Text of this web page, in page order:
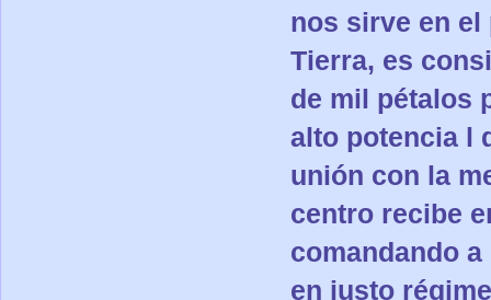
nos sirve en el
Tierra, es
de mil pétalos
alto potencia l
unión con la
centro recibe
comandando
en justo